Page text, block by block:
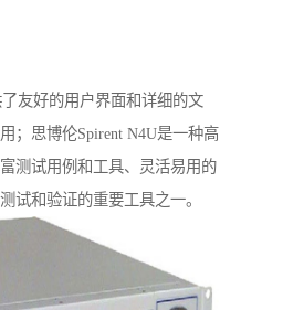
友好的用户界面和详细的文
；思博伦Spirent N4U是一种高
测试用例和工具、灵活易用的
试和验证的重要工具之一。